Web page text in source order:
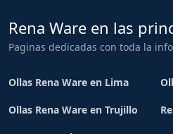
Rena Ware en las
Paginas dedicadas con toda la
Ollas Rena Ware en Lima
Ollas Rena Ware en Trujillo